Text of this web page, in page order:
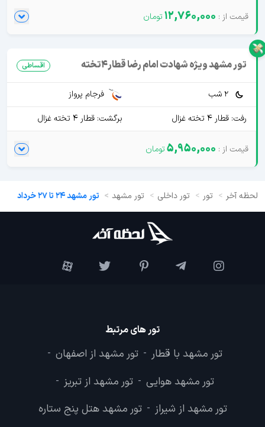
12,760,000
تور مشهد ویژه شهادت امام رضا قطار4تخته اقساطی
2 شب
فرجام پرواز
رفت: قطار 4 تخته غزال
برگشت: قطار 4 تخته غزال
5,950,000
لحظه آخر تور تور داخلی تور مشهد تور مشهد 24 تا 27 خرداد
تور های مرتبط
تور مشهد با قطار - تور مشهد از اصفهان -
تور مشهد هوایی - تور مشهد از تبریز -
تور مشهد از شیراز - تور مشهد هتل پنج ستاره